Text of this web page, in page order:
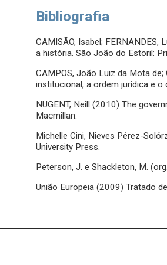
Bibliografia
CAMISÃO, Isabel;
a história. São João do Estoril:
CAMPOS, João Luiz da Mota
institucional, a ordem jurídica e o
NUGENT, Neill (2010) The
Macmillan.
Michelle Cini, Nieves Pérez-
University Press.
Peterson, J. e Shackleton, M.
União Europeia (2009) Tratado